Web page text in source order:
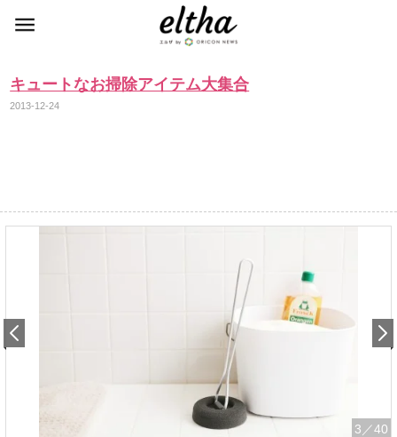
キュートなお掃除アイテム大集合
2013-12-24
3 ／40